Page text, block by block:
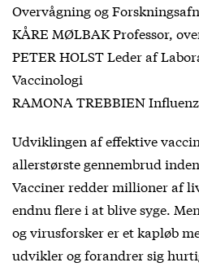
Overvågning og
KÅRE MØLBAK Professor,
PETER HOLST Leder af
Vaccinologi
RAMONA TREBBIEN
Udviklingen af effektive
allerstørste gennembrud
Vacciner redder millioner af
endnu flere i at blive syge.
og virusforsker er et kapløb
udvikler og forandrer sig